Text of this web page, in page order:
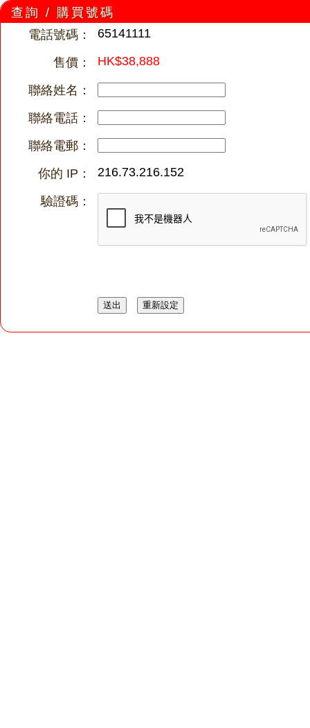
查詢 / 購買號碼
電話號碼：
65141111
售價： HK$38,888
聯絡姓名：
聯絡電話：
聯絡電郵：
你的 IP：
216.73.216.152
驗證碼：